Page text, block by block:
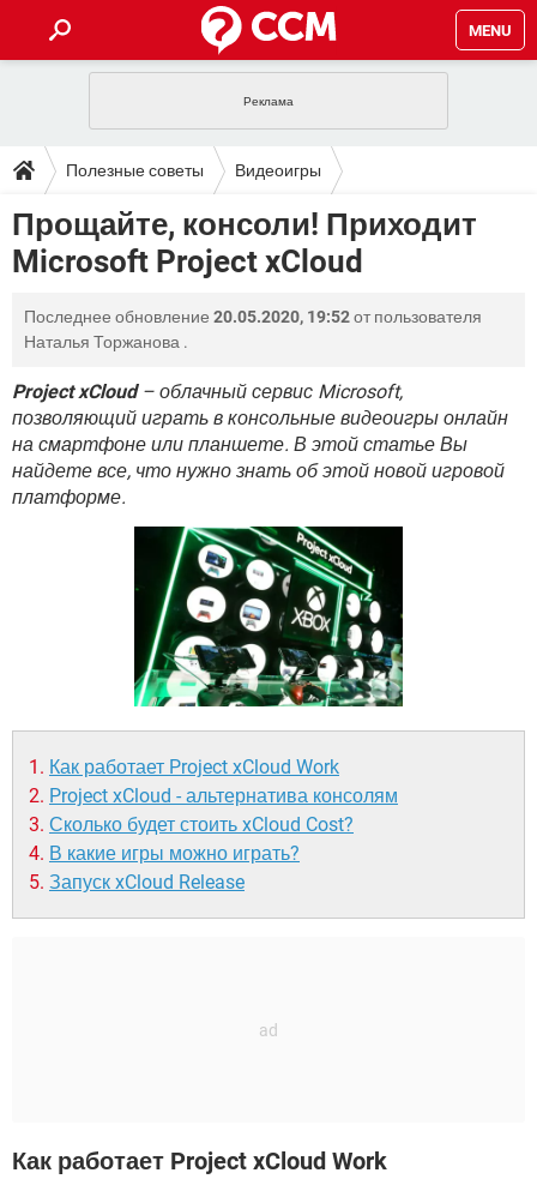
MENU
INSTAGRAM FACEBOOK
ИГРЫ WINDOWS 10
ВКОНТАКТЕ ВИДЕО
ПОЛЕЗНЫЕ СОВЕТЫ
TIKTOK TELEGRAM
WHATSAPP INSTAGRAM
WINDOWS 10 ВКОНТАКТЕ
YANDEX
ЗАГРУЗКИ
TIKTOK TELEGRAM
FACEBOOK
WINDOWS 10 ВКОНТАКТЕ
ВИДЕО GOOGLE
YANDEX
ФОРУМ
TIKTOK TELEGRAM
FACEBOOK ИГРЫ
WINDOWS 10 ВКОНТАКТЕ
ЭНЦИКЛОПЕДИЯ
TIKTOK TELEGRAM
WHATSAPP INSTAGRAM
FACEBOOK ИГРЫ
WINDOWS 10
GOOGLE
Полезные советы Видеоигры
Прощайте, консоли! Приходит
Microsoft Project xCloud
Последнее обновление 20.05.2020, 19:52от пользователя
Наталья Торжанова .
Project xCloud– облачный сервис Microsoft,
позволяющий играть в консольные видеоигры онлайн
на смартфоне или планшете. В этой статье Вы
найдете все, что нужно знать об этой новой игровой
платформе.
Как работает Project xCloud Work
Project xCloud - альтернатива консолям
Сколько будет стоить xCloud Cost?
В какие игры можно играть?
Запуск xCloud Release
Как работает Project xCloud Work